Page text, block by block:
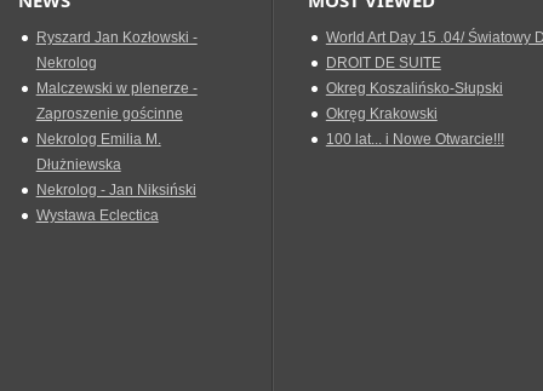
Ryszard Jan Kozłowski -
Nekrolog
Malczewski w plenerze -
Zaproszenie gościnne
Nekrolog Emilia M.
Dłużniewska
Nekrolog - Jan Niksiński
Wystawa Eclectica
World Art Day 15 .04/ Światowy
DROIT DE SUITE
Okreg Koszalińsko-Słupski
Okręg Krakowski
100 lat... i Nowe Otwarcie!!!